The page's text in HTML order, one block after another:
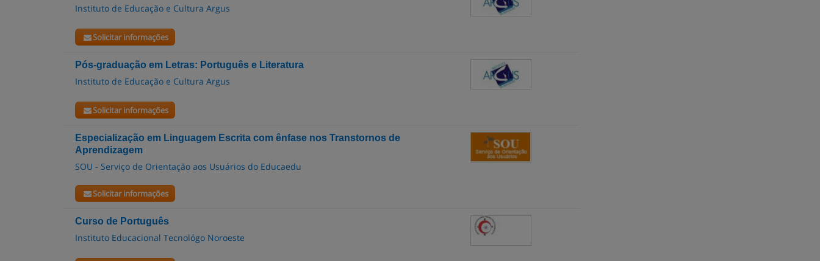
Instituto de Educação e Cultura Argus
Solicitar informações
Pós-graduação em Letras: Português e Literatura
Instituto de Educação e Cultura Argus
Solicitar informações
Especialização em Linguagem Escrita com ênfase nos Transtornos de
Aprendizagem
SOU - Serviço de Orientação aos Usuários do Educaedu
Solicitar informações
Curso de Português
Instituto Educacional Tecnológo Noroeste